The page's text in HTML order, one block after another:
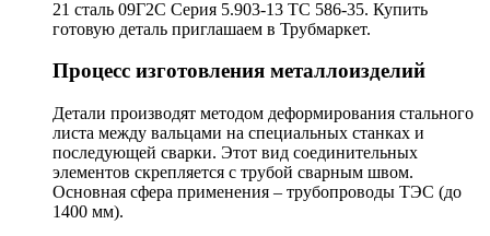
21 сталь 09Г2С Серия 5.903-13 ТС 586-35. Купить
готовую деталь приглашаем в Трубмаркет.
Процесс изготовления металлоизделий
Детали производят методом деформирования стального
листа между вальцами на специальных станках и
последующей сварки. Этот вид соединительных
элементов скрепляется с трубой сварным швом.
Основная сфера применения – трубопроводы ТЭС (до
1400 мм).